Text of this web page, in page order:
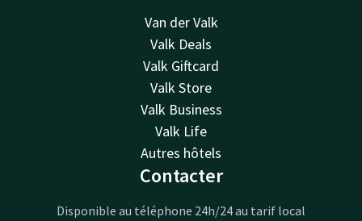
Van der Valk
Valk Deals
Valk Giftcard
Valk Store
Valk Business
Valk Life
Autres hôtels
Contacter
Disponible au téléphone 24h/24 au tarif local